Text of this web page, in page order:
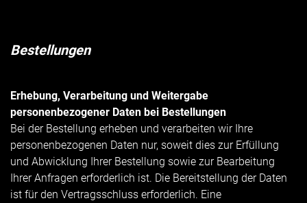
Bestellungen
Erhebung, Verarbeitung und Weitergabe
personenbezogener Daten bei Bestellungen
Bei der Bestellung erheben und verarbeiten wir Ihre
personenbezogenen Daten nur, soweit dies zur Erfüllung
und Abwicklung Ihrer Bestellung sowie zur Bearbeitung
Ihrer Anfragen erforderlich ist. Die Bereitstellung der Daten
ist für den Vertragsschluss erforderlich. Eine